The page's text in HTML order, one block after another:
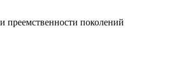
преемственности поколений